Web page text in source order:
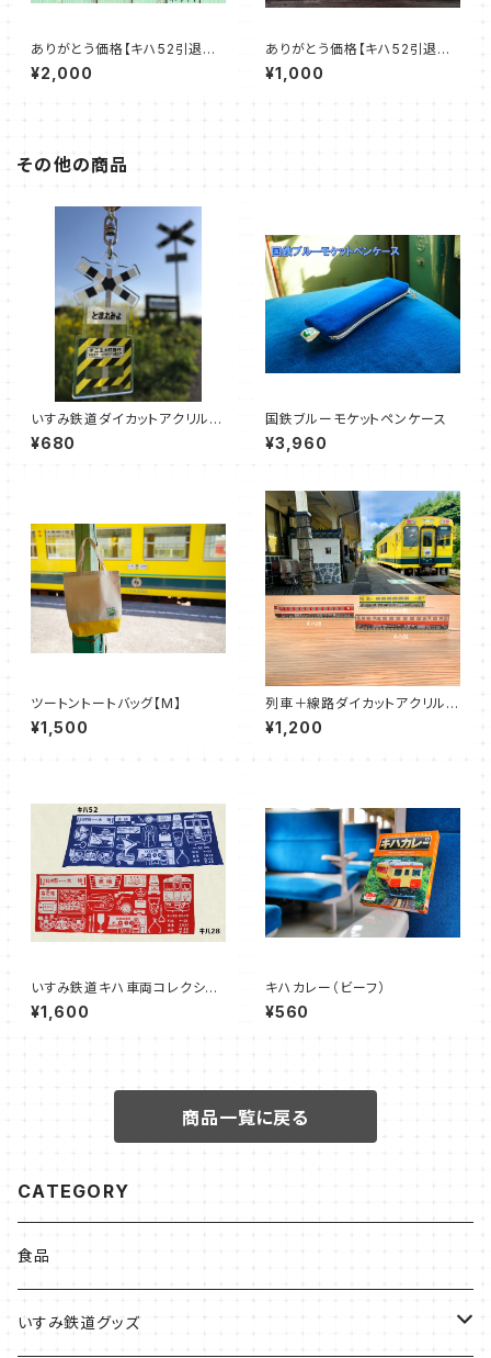
ありがとう価格【キハ52引退記
念グッズ】キハ52マフラータオル
¥2,000
ありがとう価格【キハ52引退記
念グッズ】キハ52アクスタキーチ
ェーン
¥1,000
その他の商品
いすみ鉄道ダイカットアクリルキ
ーホルダー【 第二五之町踏切】
¥680
国鉄ブルーモケットペンケース
¥3,960
ツートントートバッグ【M】
¥1,500
列車＋線路ダイカットアクリル定
規セット
¥1,200
いすみ鉄道キハ車両コレクショ
ンてぬぐい
¥1,600
キハカレー（ビーフ）
¥560
商品一覧に戻る
CATEGORY
食品
いすみ鉄道グッズ